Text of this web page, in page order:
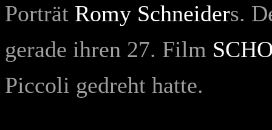
Porträt Romy Schneiders.
gerade ihren 27. Film
Piccoli gedreht hatte.